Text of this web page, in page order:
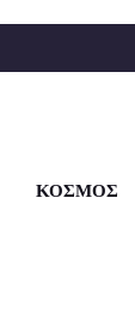
ΚΟΣΜΟΣ